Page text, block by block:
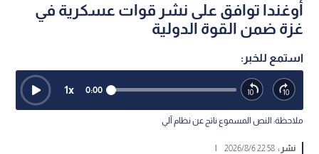
أوغندا توافق على نشر قوات عسكرية في
غزة ضمن القوة الدولية
استمع للخبر:
0:00
1x
ملاحظة: النص المسموع ناتج عن نظام آلي
نشر :22:58 2026/8/6
|